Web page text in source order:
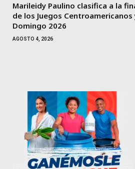
Marileidy Paulino clasifica a la
de los Juegos
Domingo 2026
AGOSTO 4, 2026